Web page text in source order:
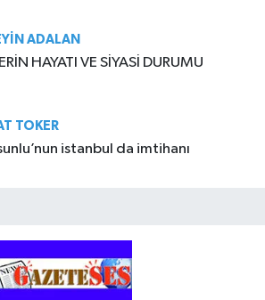
ADALAN
HAYATI VE SİYASİ DURUMU
TOKER
istanbul da imtihanı